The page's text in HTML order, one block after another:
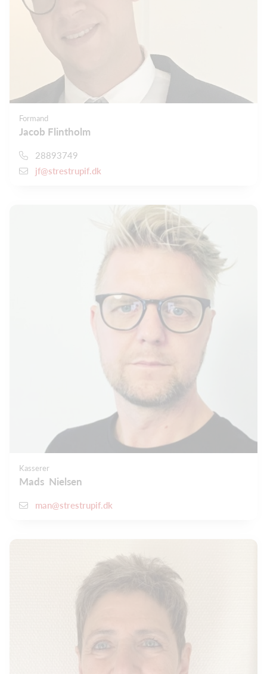
Formand
Jacob Flintholm
28893749
jf@strestrupif.dk
Kasserer
Mads Nielsen
man@strestrupif.dk